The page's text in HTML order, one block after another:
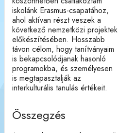
iskolánk Erasmus-csapatához,
ahol aktívan részt veszek a
következő nemzetközi projektek
előkészítésében. Hosszabb
távon célom, hogy tanítványaim
is bekapcsolódjanak hasonló
programokba, és személyesen
is megtapasztalják az
interkulturális tanulás értékeit.
Összegzés